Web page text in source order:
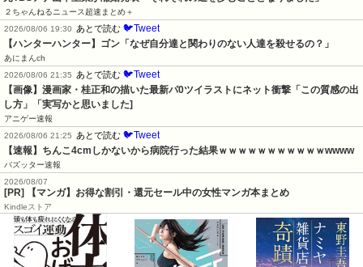
２ちゃんねるニュース超速まとめ＋
2026/08/06 19:30
あとで読む 🐦Tweet
【ハンターハンター】ゴン「なぜ自分達と関わりのない人達を殺せるの？」
あにまんch
2026/08/06 21:35
あとで読む 🐦Tweet
【画像】漫画家・桂正和の描いた最新パ0ツイラストにネット衝撃「この質感の出
し方」「実写かと思いました]
アニゲー速報
2026/08/06 21:25
あとで読む 🐦Tweet
【速報】ちんこ4cmしかないから病院行った結果ｗｗｗｗｗｗｗｗｗｗｗwwww
バズッター速報
2026/08/07
[PR] 【マンガ】お得な割引・還元セール中の女性マンガ本まとめ
Kindleストア